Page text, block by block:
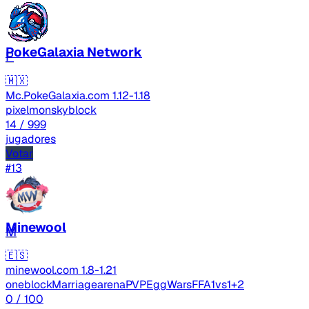
P
PokeGalaxia Network
🇲🇽
Mc.PokeGalaxia.com 1.12-1.18
pixelmonskyblock
14 / 999
jugadores
Votar
#13
M
Minewool
🇪🇸
minewool.com 1.8-1.21
oneblockMarriagearenaPVPEggWarsFFA1vs1+2
0 / 100